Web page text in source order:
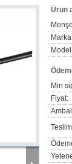
Ürün
Marka
Min
Fiyat: